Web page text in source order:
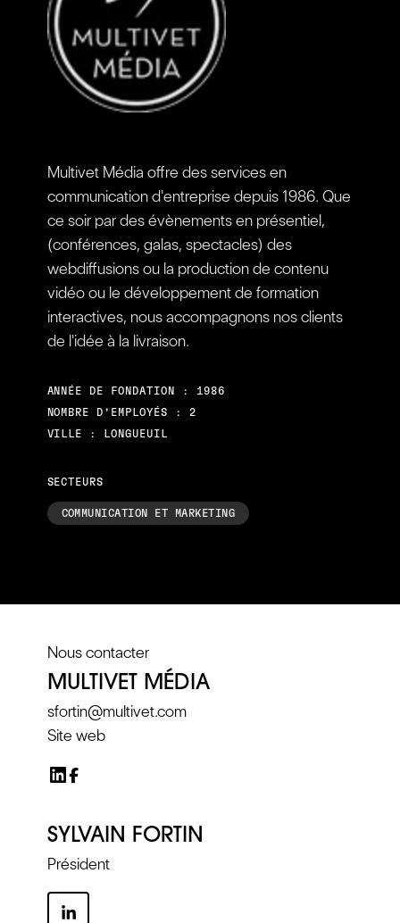
Multivet Média offre des services en
communication d'entreprise depuis 1986. Que
ce soir par des évènements en présentiel,
(conférences, galas, spectacles) des
webdiffusions ou la production de contenu
vidéo ou le développement de formation
interactives, nous accompagnons nos clients
de l'idée à la livraison.
ANNÉE DE FONDATION : 1986
NOMBRE D’EMPLOYÉS : 2
VILLE : LONGUEUIL
SECTEURS
COMMUNICATION ET MARKETING
Nous contacter
MULTIVET MÉDIA
sfortin@multivet.com
Site web
SYLVAIN FORTIN
Président